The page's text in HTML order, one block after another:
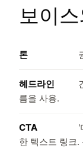
보이
톤
헤드라인
름을 사용.
CTA
'
한 텍스트 링크.